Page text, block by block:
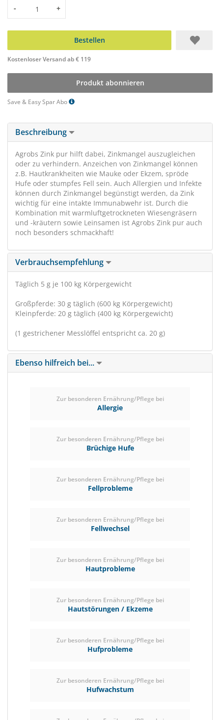
Menge
- +
Bestellen
Kostenloser Versand ab € 119
Produkt abonnieren
Save & Easy Spar Abo
Beschreibung
Agrobs Zink pur hilft dabei, Zinkmangel auszugleichen
oder zu verhindern. Anzeichen von Zinkmangel können
z.B. Hautkrankheiten wie Mauke oder Ekzem, spröde
Hufe oder stumpfes Fell sein. Auch Allergien und Infekte
können durch Zinkmangel begünstigt werden, da Zink
wichtig für eine intakte Immunabwehr ist. Durch die
Kombination mit warmluftgetrockneten Wiesengräsern
und -kräutern sowie Leinsamen ist Agrobs Zink pur auch
noch besonders schmackhaft!
Verbrauchsempfehlung
Täglich 5 g je 100 kg Körpergewicht
Großpferde: 30 g täglich (600 kg Körpergewicht)
Kleinpferde: 20 g täglich (400 kg Körpergewicht)
(1 gestrichener Messlöffel entspricht ca. 20 g)
Ebenso hilfreich bei...
Zur besonderen Ernährung/Pflege bei
Allergie
Zur besonderen Ernährung/Pflege bei
Brüchige Hufe
Zur besonderen Ernährung/Pflege bei
Fellprobleme
Zur besonderen Ernährung/Pflege bei
Fellwechsel
Zur besonderen Ernährung/Pflege bei
Hautprobleme
Zur besonderen Ernährung/Pflege bei
Hautstörungen / Ekzeme
Zur besonderen Ernährung/Pflege bei
Hufprobleme
Zur besonderen Ernährung/Pflege bei
Hufwachstum